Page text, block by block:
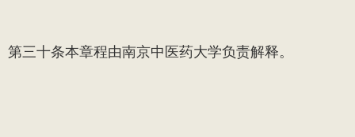
第三十条本章程由南京中医药大学负责解释。